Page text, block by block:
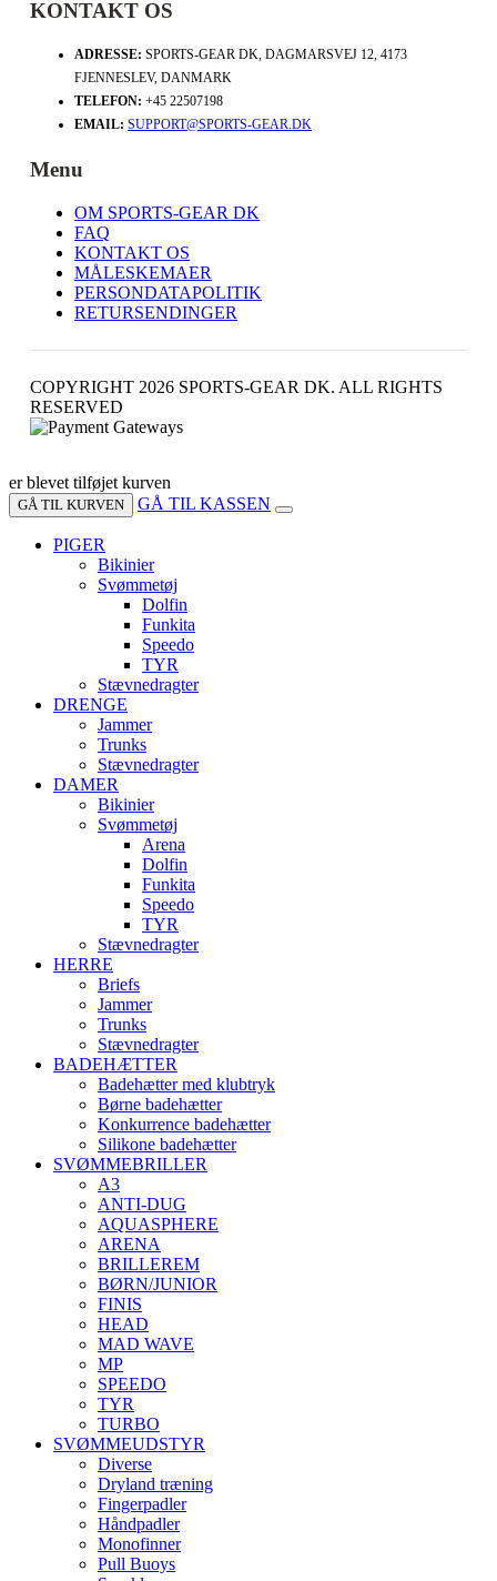
KONTAKT OS
ADRESSE: SPORTS-GEAR DK, DAGMARSVEJ 12, 4173
FJENNESLEV, DANMARK
TELEFON: +45 22507198
EMAIL: SUPPORT@SPORTS-GEAR.DK
Menu
OM SPORTS-GEAR DK
FAQ
KONTAKT OS
MÅLESKEMAER
PERSONDATAPOLITIK
RETURSENDINGER
COPYRIGHT 2026 SPORTS-GEAR DK. ALL RIGHTS
RESERVED
er blevet tilføjet kurven
GÅ TIL KURVEN GÅ TIL KASSEN
PIGER
Bikinier
Svømmetøj
Dolfin
Funkita
Speedo
TYR
Stævnedragter
DRENGE
Jammer
Trunks
Stævnedragter
DAMER
Bikinier
Svømmetøj
Arena
Dolfin
Funkita
Speedo
TYR
Stævnedragter
HERRE
Briefs
Jammer
Trunks
Stævnedragter
BADEHÆTTER
Badehætter med klubtryk
Børne badehætter
Konkurrence badehætter
Silikone badehætter
SVØMMEBRILLER
A3
ANTI-DUG
AQUASPHERE
ARENA
BRILLEREM
BØRN/JUNIOR
FINIS
HEAD
MAD WAVE
MP
SPEEDO
TYR
TURBO
SVØMMEUDSTYR
Diverse
Dryland træning
Fingerpadler
Håndpadler
Monofinner
Pull Buoys